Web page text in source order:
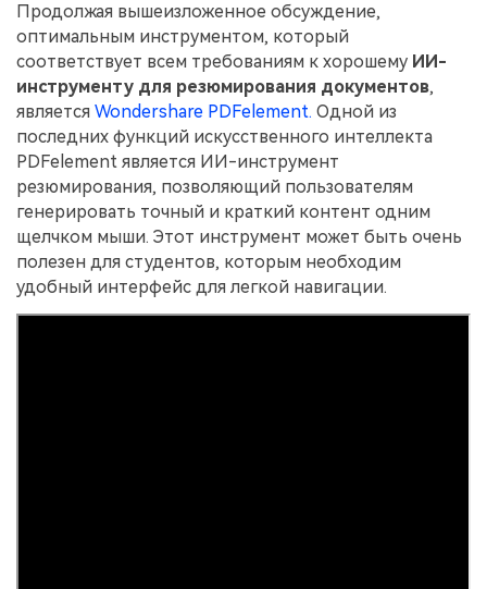
Продолжая вышеизложенное обсуждение,
оптимальным инструментом, который
соответствует всем требованиям к хорошему ИИ-
инструменту для резюмирования документов,
является Wondershare PDFelement. Одной из
последних функций искусственного интеллекта
PDFelement является ИИ-инструмент
резюмирования, позволяющий пользователям
генерировать точный и краткий контент одним
щелчком мыши. Этот инструмент может быть очень
полезен для студентов, которым необходим
удобный интерфейс для легкой навигации.